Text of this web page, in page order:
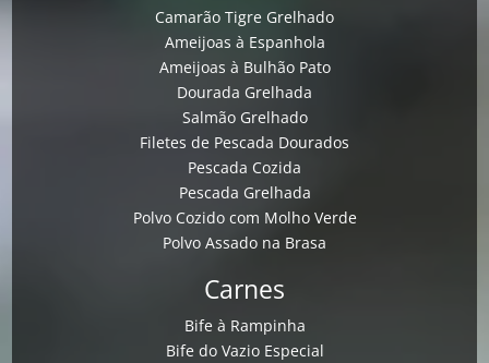
Camarão Tigre Grelhado
Ameijoas à Espanhola
Ameijoas à Bulhão Pato
Dourada Grelhada
Salmão Grelhado
Filetes de Pescada Dourados
Pescada Cozida
Pescada Grelhada
Polvo Cozido com Molho Verde
Polvo Assado na Brasa
Carnes
Bife à Rampinha
Bife do Vazio Especial